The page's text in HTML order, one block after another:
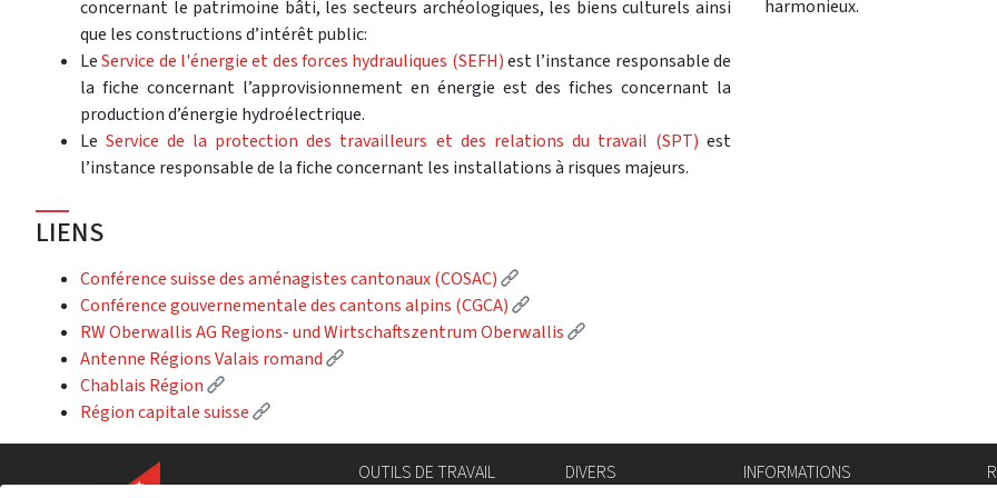
concernant le patrimoine bâti, les secteurs archéologiques, les biens culturels ainsi
que les constructions d’intérêt public:
LeService de l'énergie et des forces hydrauliques (SEFH)est l’instance responsable de
la fiche concernant l’approvisionnement en énergie est des fiches concernant la
production d’énergie hydroélectrique.
LeService de la protection des travailleurs et des relations du travail (SPT) est
l’instance responsable de la fiche concernant les installations à risques majeurs.
harmonieux.
LIENS
Conférence suisse des aménagistes cantonaux (COSAC)
(External link)
Conférence gouvernementale des cantons alpins (CGCA)
(External link)
RW Oberwallis AG Regions- und Wirtschaftszentrum Oberwallis
(External link)
Antenne Régions Valais romand
(External link)
Chablais Région
(External link)
Région capitale suisse
(External link)
OUTILS DE TRAVAIL
DIVERS
INFORMATIONS